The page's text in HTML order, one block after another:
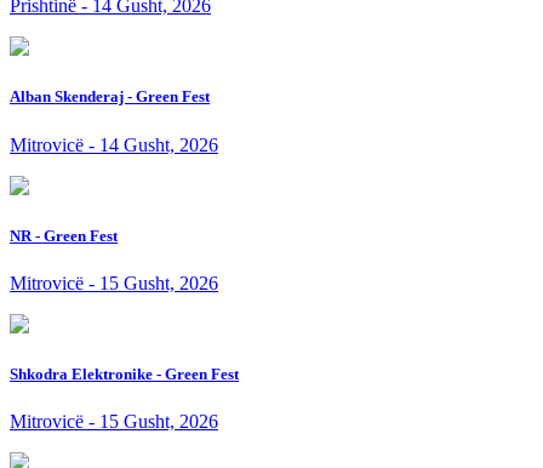
Prishtinë - 14 Gusht, 2026
Alban Skenderaj - Green Fest
Mitrovicë - 14 Gusht, 2026
NR - Green Fest
Mitrovicë - 15 Gusht, 2026
Shkodra Elektronike - Green Fest
Mitrovicë - 15 Gusht, 2026